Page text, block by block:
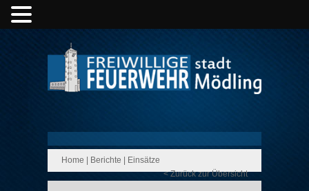
Home Berichte
Einsätze
< Zurück zur Übersicht